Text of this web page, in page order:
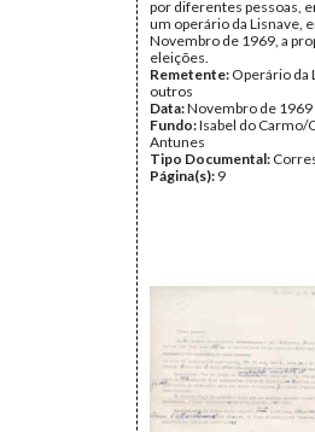
por diferentes pessoas,
um operário da Lisnave,
Novembro de 1969, a
eleições.
Remetente: Operário da
outros
Data:Novembro de 1969
Fundo:Isabel do Carmo/
Antunes
Tipo Documental:
Página(s): 9